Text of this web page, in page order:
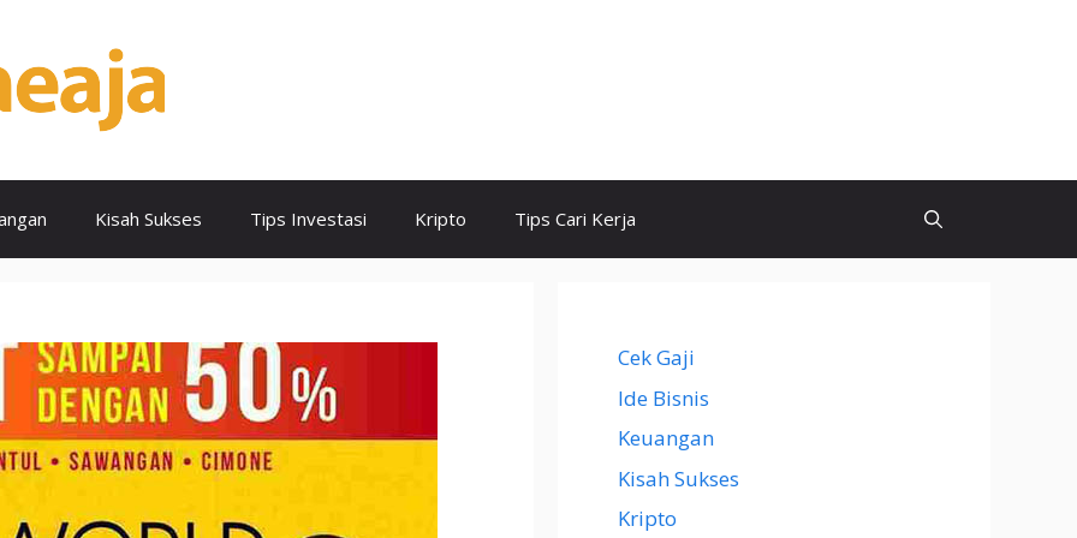
Kisah Sukses Tips Investasi Kripto Tips Cari Kerja
Cek Gaji
Ide Bisnis
Keuangan
Kisah Sukses
Kripto